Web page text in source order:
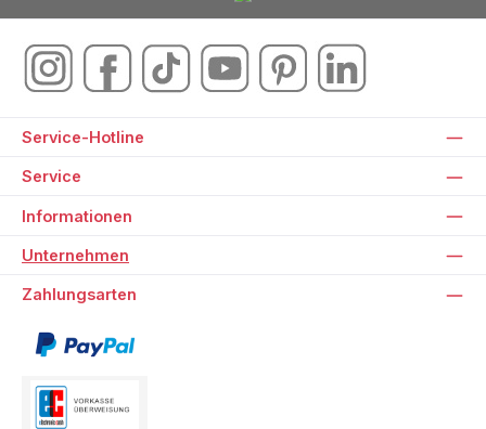
Service-Hotline
Service
Informationen
Unternehmen
Zahlungsarten